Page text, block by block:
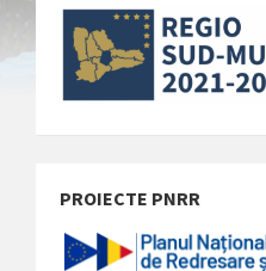
PROIECTE PNRR